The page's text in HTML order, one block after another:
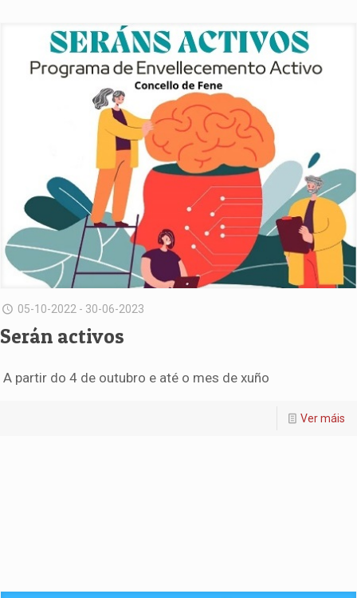
05-10-2022 - 30-06-2023
Serán activos
A partir do 4 de outubro e até o mes de xuño
Ver máis